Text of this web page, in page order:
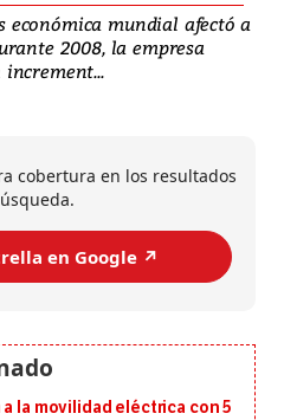
económica mundial afectó a
2008, la empresa
cobertura en los resultados
en Google ↗️
a la movilidad eléctrica con 5